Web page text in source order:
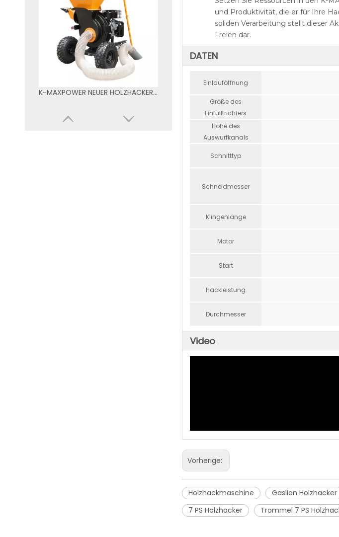
K-MAXPOWER NEUER HOLZHACKER TYP 533 IN GELB UND SCHWARZ
und Produktivität, die er für Ihre
soliden Verarbeitung stellt dieser
Freien dar.
DATEN
Einlauföffnung
Größe des
Einfülltrichters
Höhe des
Auswurfkanals
Schnitttyp
Schneidmesser
Klingenlänge
Motor
Start
Hackleistung
Durchmesser
Video
Vorherige:
Holzhackmaschine Gaslion Holzhacker
7 PS Holzhacker
Trommel 7 PS